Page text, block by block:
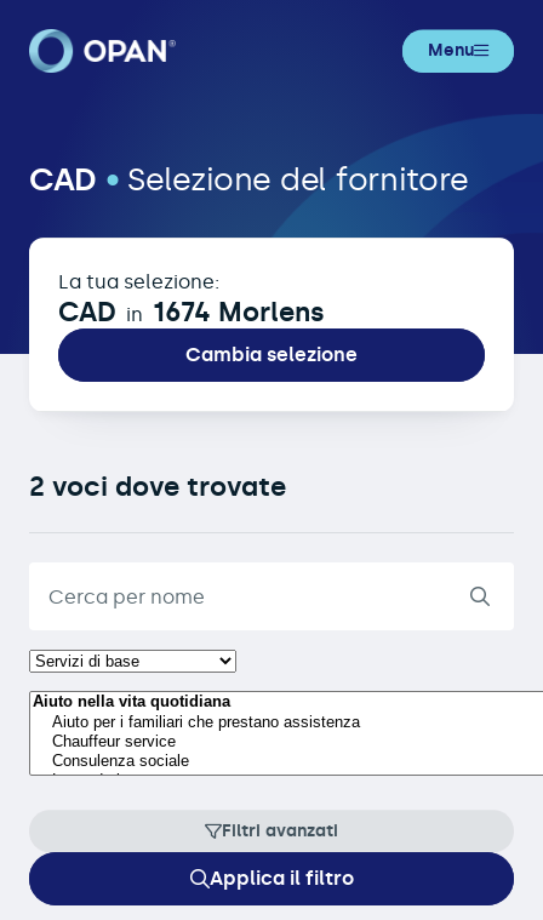
Menu
CAD • Selezione del fornitore
La tua selezione:
CAD in 1674 Morlens
Cambia selezione
2 voci dove trovate
Filtri avanzati
Applica il filtro